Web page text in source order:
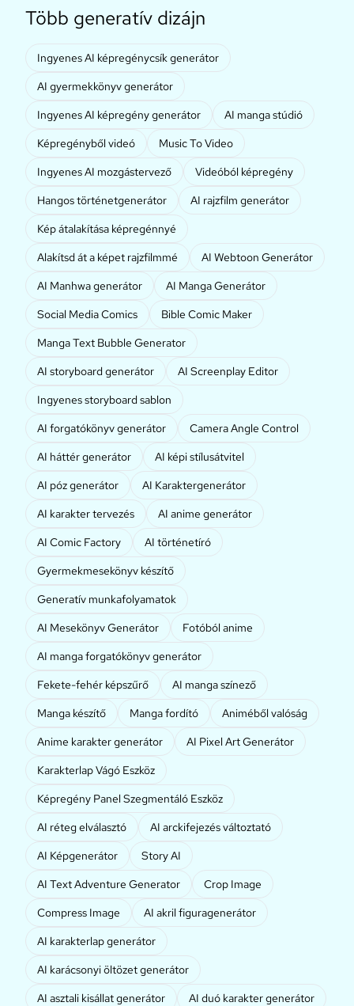
Több generatív dizájn
Ingyenes AI képregénycsík generátor
AI gyermekkönyv generátor
Ingyenes AI képregény generátor
AI manga stúdió
Képregényből videó
Music To Video
Ingyenes AI mozgástervező
Videóból képregény
Hangos történetgenerátor
AI rajzfilm generátor
Kép átalakítása képregénnyé
Alakítsd át a képet rajzfilmmé
AI Webtoon Generátor
AI Manhwa generátor
AI Manga Generátor
Social Media Comics
Bible Comic Maker
Manga Text Bubble Generator
AI storyboard generátor
AI Screenplay Editor
Ingyenes storyboard sablon
AI forgatókönyv generátor
Camera Angle Control
AI háttér generátor
AI képi stílusátvitel
AI póz generátor
AI Karaktergenerátor
AI karakter tervezés
AI anime generátor
AI Comic Factory
AI történetíró
Gyermekmesekönyv készítő
Generatív munkafolyamatok
AI Mesekönyv Generátor
Fotóból anime
AI manga forgatókönyv generátor
Fekete-fehér képszűrő
AI manga színező
Manga készítő
Manga fordító
Animéből valóság
Anime karakter generátor
AI Pixel Art Generátor
Karakterlap Vágó Eszköz
Képregény Panel Szegmentáló Eszköz
AI réteg elválasztó
AI arckifejezés változtató
AI Képgenerátor
Story AI
AI Text Adventure Generator
Crop Image
Compress Image
AI akril figuragenerátor
AI karakterlap generátor
AI karácsonyi öltözet generátor
AI asztali kisállat generátor
AI duó karakter generátor